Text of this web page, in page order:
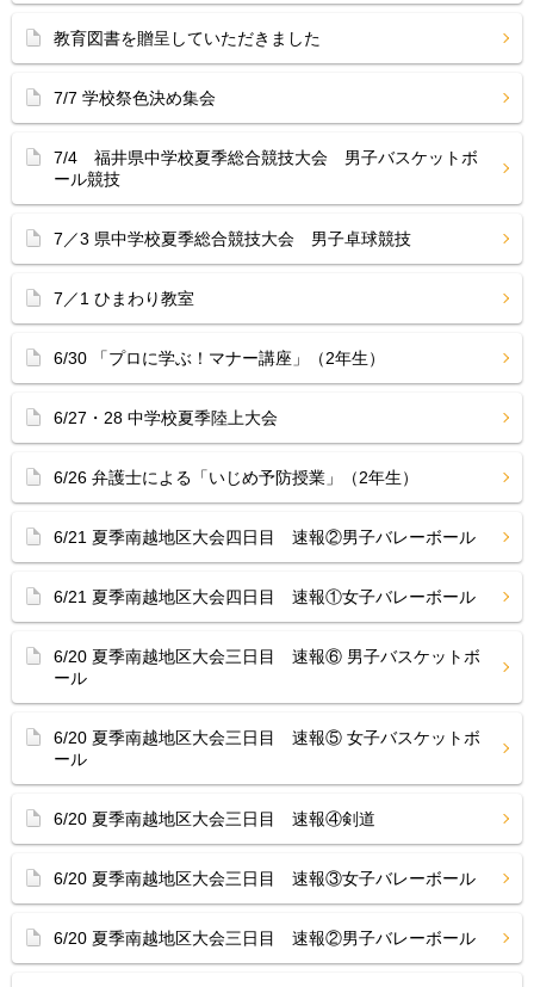
教育図書を贈呈していただきました
7/7 学校祭色決め集会
7/4 福井県中学校夏季総合競技大会 男子バスケットボ
ール競技
7／3 県中学校夏季総合競技大会 男子卓球競技
7／1 ひまわり教室
6/30 「プロに学ぶ！マナー講座」（2年生）
6/27・28 中学校夏季陸上大会
6/26 弁護士による「いじめ予防授業」（2年生）
6/21 夏季南越地区大会四日目 速報②男子バレーボール
6/21 夏季南越地区大会四日目 速報①女子バレーボール
6/20 夏季南越地区大会三日目 速報⑥ 男子バスケットボ
ール
6/20 夏季南越地区大会三日目 速報⑤ 女子バスケットボ
ール
6/20 夏季南越地区大会三日目 速報④剣道
6/20 夏季南越地区大会三日目 速報③女子バレーボール
6/20 夏季南越地区大会三日目 速報②男子バレーボール